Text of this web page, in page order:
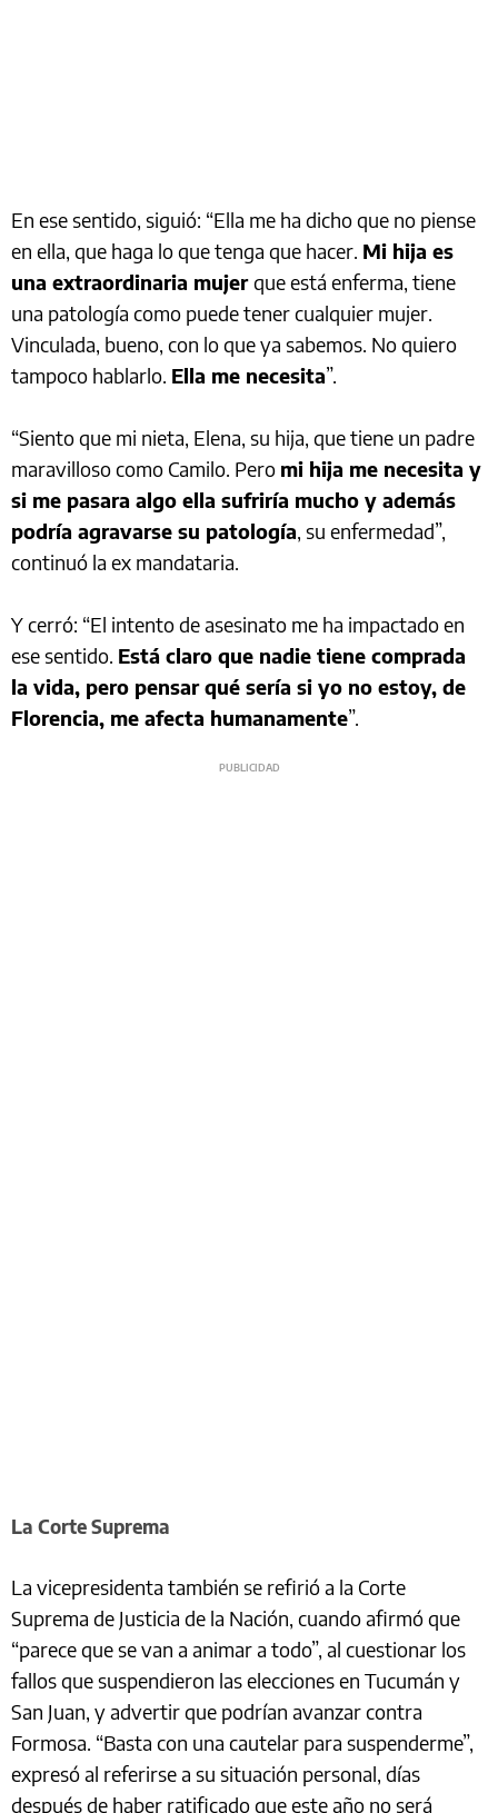
En ese sentido, siguió: “Ella me ha dicho que no piense
en ella, que haga lo que tenga que hacer. Mi hija es
una extraordinaria mujerque está enferma, tiene
una patología como puede tener cualquier mujer.
Vinculada, bueno, con lo que ya sabemos. No quiero
tampoco hablarlo. Ella me necesita”.
“Siento que mi nieta, Elena, su hija, que tiene un padre
maravilloso como Camilo. Pero mi hija me necesita y
si me pasara algo ella sufriría mucho y además
podría agravarse su patología, su enfermedad”,
continuó la ex mandataria.
Y cerró: “El intento de asesinato me ha impactado en
ese sentido. Está claro que nadie tiene comprada
la vida, pero pensar qué sería si yo no estoy, de
Florencia, me afecta humanamente”.
La Corte Suprema
La vicepresidenta también se refirió a la Corte
Suprema de Justicia de la Nación, cuando afirmó que
“parece que se van a animar a todo”, al cuestionar los
fallos que suspendieron las elecciones en Tucumán y
San Juan, y advertir que podrían avanzar contra
Formosa. “Basta con una cautelar para suspenderme”,
expresó al referirse a su situación personal, días
después de haber ratificado que este año no será